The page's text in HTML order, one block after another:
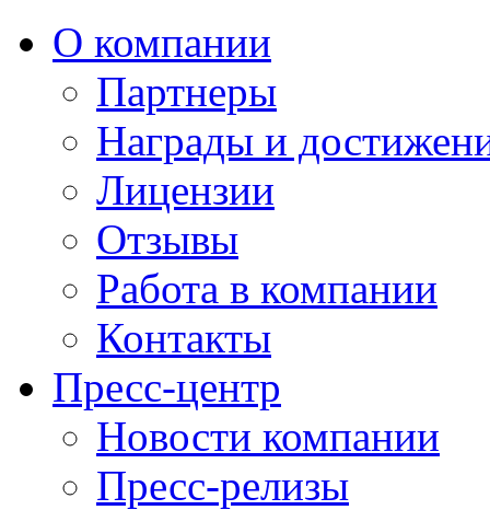
О компании
Партнеры
Награды и
Лицензии
Отзывы
Работа в компании
Контакты
Пресс-центр
Новости компании
Пресс-релизы